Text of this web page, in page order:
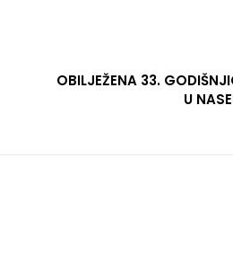
OBILJEŽENA 33.
U